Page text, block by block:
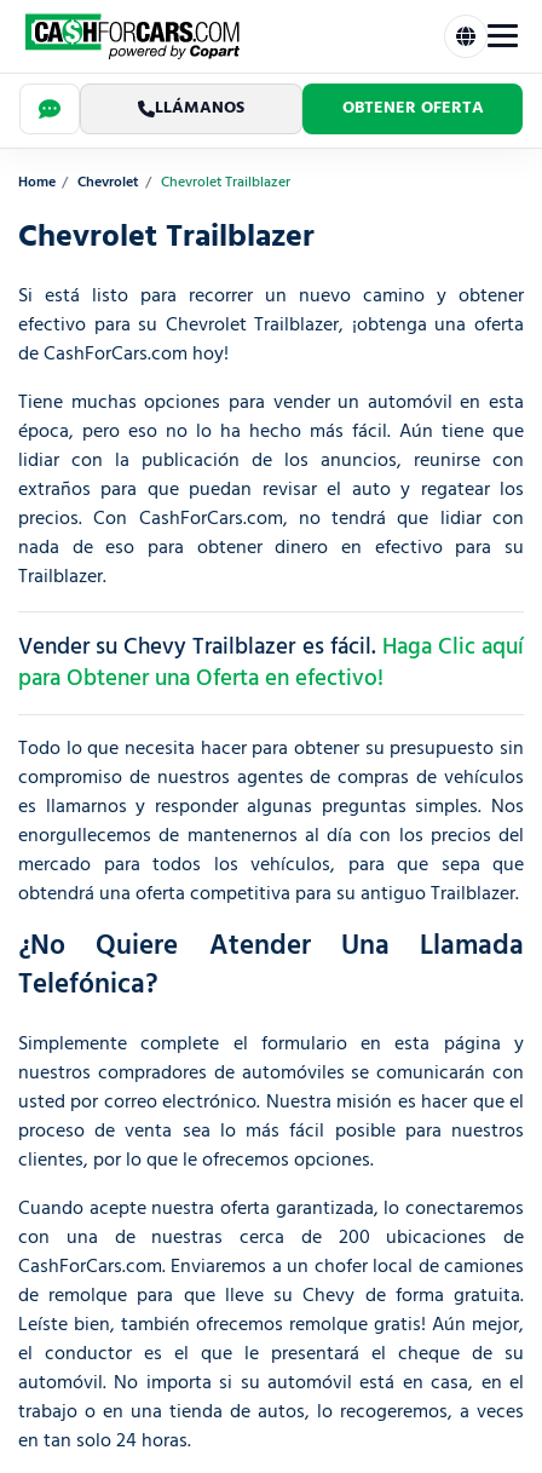
LLÁMANOS OBTENER OFERTA
Home Chevrolet Chevrolet Trailblazer
Chevrolet Trailblazer
Si está listo para recorrer un nuevo camino y obtener
efectivo para su Chevrolet Trailblazer, ¡obtenga una oferta
de CashForCars.com hoy!
Tiene muchas opciones para vender un automóvil en esta
época, pero eso no lo ha hecho más fácil. Aún tiene que
lidiar con la publicación de los anuncios, reunirse con
extraños para que puedan revisar el auto y regatear los
precios. Con CashForCars.com, no tendrá que lidiar con
nada de eso para obtener dinero en efectivo para su
Trailblazer.
Vender su Chevy Trailblazer es fácil. Haga Clic aquí
para Obtener una Oferta en efectivo!
Todo lo que necesita hacer para obtener su presupuesto sin
compromiso de nuestros agentes de compras de vehículos
es llamarnos y responder algunas preguntas simples. Nos
enorgullecemos de mantenernos al día con los precios del
mercado para todos los vehículos, para que sepa que
obtendrá una oferta competitiva para su antiguo Trailblazer.
¿No Quiere Atender Una Llamada
Telefónica?
Simplemente complete el formulario en esta página y
nuestros compradores de automóviles se comunicarán con
usted por correo electrónico. Nuestra misión es hacer que el
proceso de venta sea lo más fácil posible para nuestros
clientes, por lo que le ofrecemos opciones.
Cuando acepte nuestra oferta garantizada, lo conectaremos
con una de nuestras cerca de 200 ubicaciones de
CashForCars.com. Enviaremos a un chofer local de camiones
de remolque para que lleve su Chevy de forma gratuita.
Leíste bien, también ofrecemos remolque gratis! Aún mejor,
el conductor es el que le presentará el cheque de su
automóvil. No importa si su automóvil está en casa, en el
trabajo o en una tienda de autos, lo recogeremos, a veces
en tan solo 24 horas.